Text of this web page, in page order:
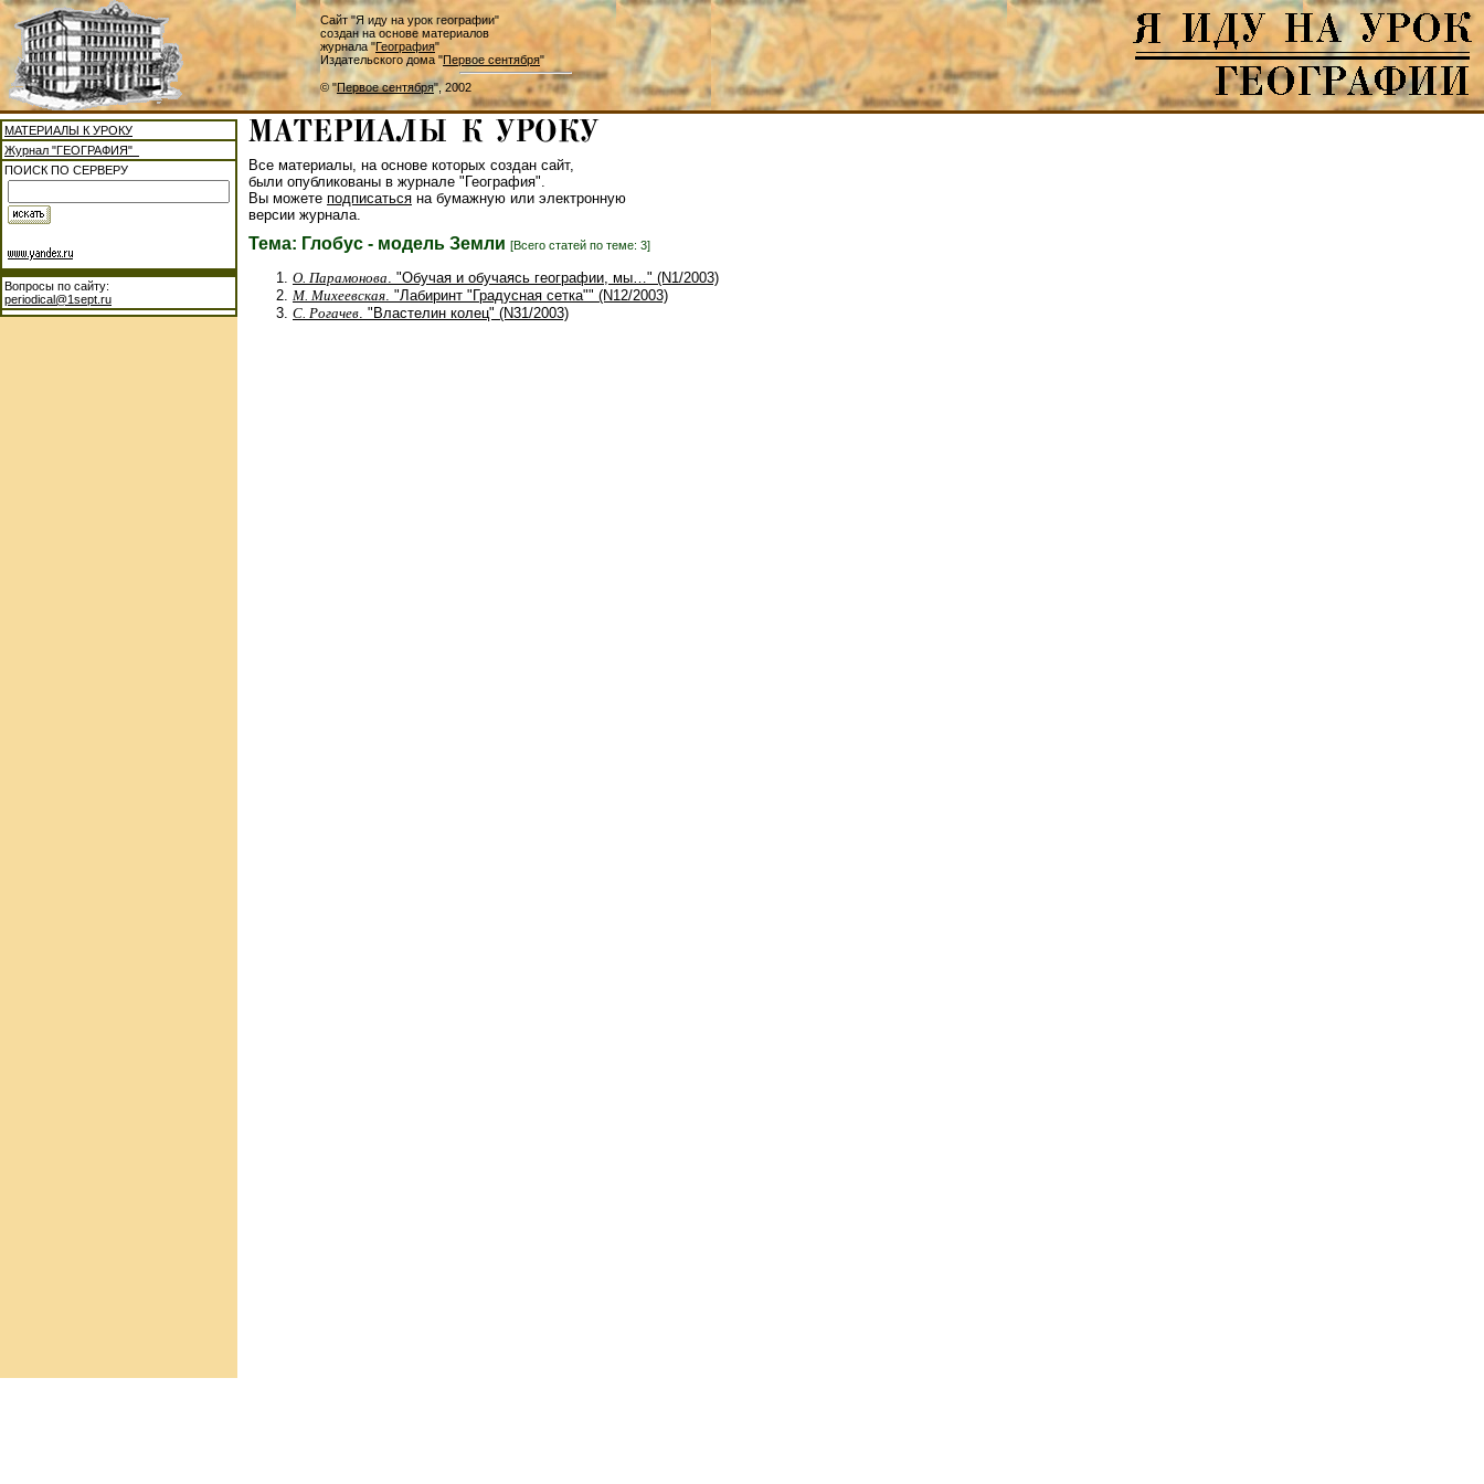
Сайт "Я иду на урок географии"
создан на основе материалов
журнала "География"
Издательского дома "Первое сентября"
© "Первое сентября", 2002
МАТЕРИАЛЫ К УРОКУ
Журнал "ГЕОГРАФИЯ"
ПОИСК ПО СЕРВЕРУ
Вопросы по сайту:
periodical@1sept.ru
Все материалы, на основе которых создан сайт,
были опубликованы в журнале "География".
Вы можете подписаться на бумажную или электронную
версии журнала.
Тема: Глобус - модель Земли [Всего статей по теме: 3]
О. Парамонова . "Обучая и обучаясь географии, мы…" (N1/2003)
М. Михеевская . "Лабиринт "Градусная сетка"" (N12/2003)
С. Рогачев . "Властелин колец" (N31/2003)